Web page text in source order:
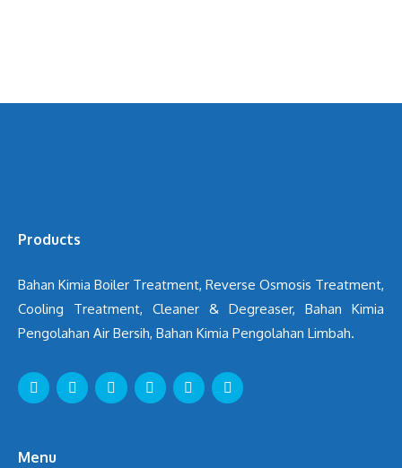
Products
Bahan Kimia Boiler Treatment, Reverse Osmosis Treatment,
Cooling Treatment, Cleaner & Degreaser, Bahan Kimia
Pengolahan Air Bersih, Bahan Kimia Pengolahan Limbah.
Menu